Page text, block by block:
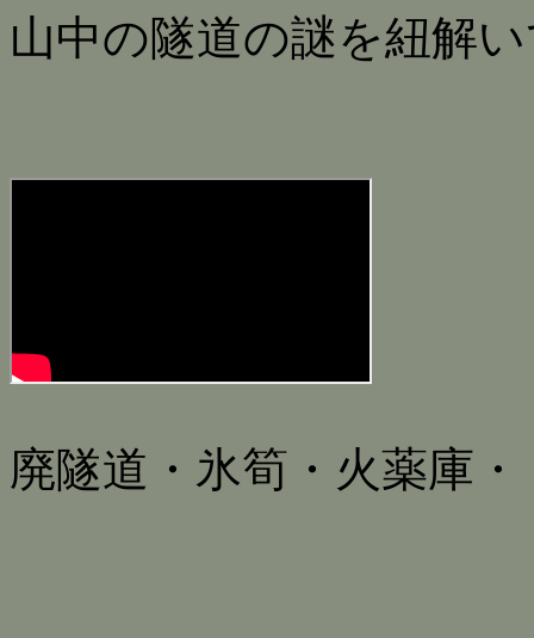
山中の隧道の謎を紐解
廃隧道・氷筍・火薬庫・